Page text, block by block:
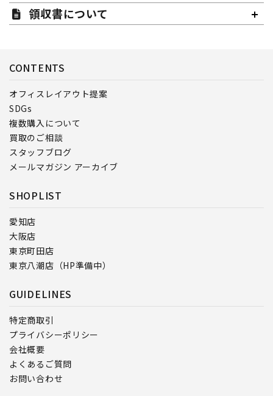
領収書について
CONTENTS
オフィスレイアウト提案
SDGs
複数購入について
買取のご相談
スタッフブログ
メールマガジン アーカイブ
SHOPLIST
愛知店
大阪店
東京町田店
東京八潮店（HP準備中）
GUIDELINES
特定商取引
プライバシーポリシー
会社概要
よくあるご質問
お問い合わせ